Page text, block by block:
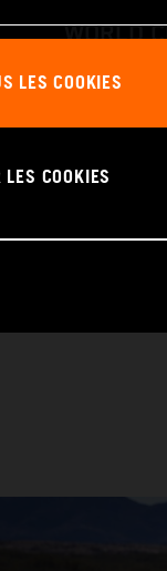
WORLD
Pro 1
LES COOKIES
COOKIES